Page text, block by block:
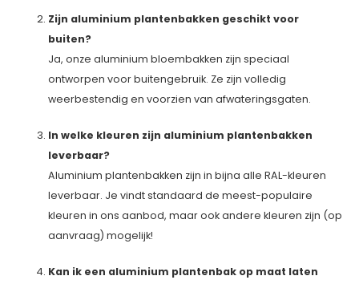
Zijn aluminium plantenbakken geschikt voor
buiten?
Ja, onze aluminium bloembakken zijn speciaal
ontworpen voor buitengebruik. Ze zijn volledig
weerbestendig en voorzien van afwateringsgaten.
In welke kleuren zijn aluminium plantenbakken
leverbaar?
Aluminium plantenbakken zijn in bijna alle RAL-kleuren
leverbaar. Je vindt standaard de meest-populaire
kleuren in ons aanbod, maar ook andere kleuren zijn (op
aanvraag) mogelijk!
Kan ik een aluminium plantenbak op maat laten